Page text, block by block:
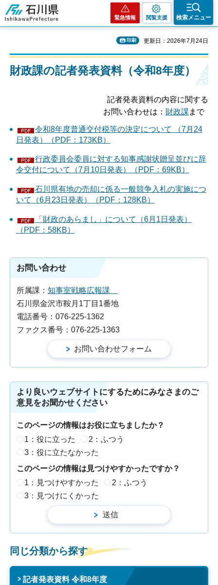
石川県
緊急情報 閲覧支援 検索メニュー
印刷 更新日：2026年7月24日
財政課の記者発表資料（令和8年度）
記者発表資料の内容に関する
お問い合わせは： 財政課 まで
令和8年度普通交付税等の決定について （7月24
日発表）（PDF：173KB）
行政委員会委員に対する知事感謝状贈呈並びに辞
令交付について（7月10日発表）（PDF：69KB）
石川県有地の売却に係る一般競争入札の実施につ
いて（6月23日発表）（PDF：128KB）
「財政のあらまし」について（6月1日発表）
（PDF：58KB）
お問い合わせ
所属課： 知事室戦略広報課
石川県金沢市鞍月1丁目1番地
電話番号：076-225-1362
ファクス番号：076-225-1363
より良いウェブサイトにするためにみなさまのご
意見をお聞かせください
このページの情報はお役に立ちましたか？
1：役に立った
2：ふつう
3：役に立たなかった
このページの情報は見つけやすかったですか？
1：見つけやすかった
2：ふつう
3：見つけにくかった
同じ分類から探す
記者発表資料 令和8年度